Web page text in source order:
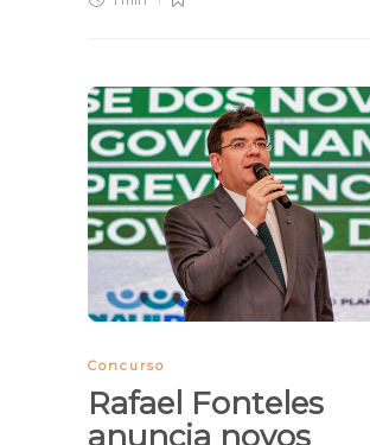
Concurso
Rafael Fonteles
anuncia novos